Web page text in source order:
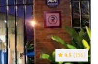
4.5 (136)